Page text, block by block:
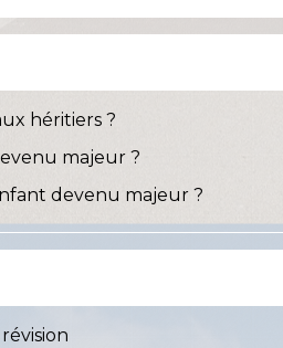
héritiers ?
majeur ?
devenu majeur ?